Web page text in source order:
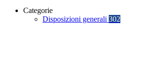
Categorie
Disposizioni generali 302